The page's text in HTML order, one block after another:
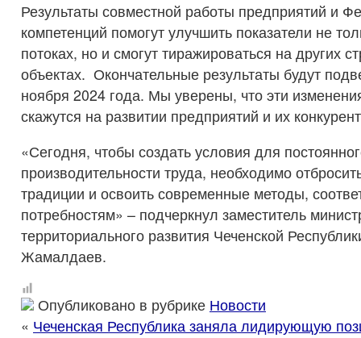
Результаты совместной работы предприятий и
компетенций помогут улучшить показатели не
потоках, но и смогут тиражироваться на других
объектах. Окончательные результаты будут
ноября 2024 года. Мы уверены, что эти
скажутся на развитии предприятий и их
«Сегодня, чтобы создать условия для
производительности труда, необходимо
традиции и освоить современные методы,
потребностям» – подчеркнул заместитель
территориального развития Чеченской
Жамалдаев.
Опубликовано в рубрике Новости
« Чеченская Республика заняла лидирующую